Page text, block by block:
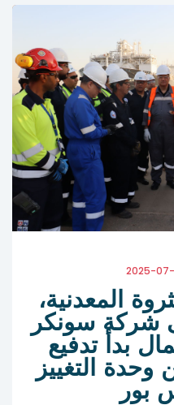
2025-07-
المعدنية،
شركة سونكر
بدأ تدفيع
وحدة التغييز